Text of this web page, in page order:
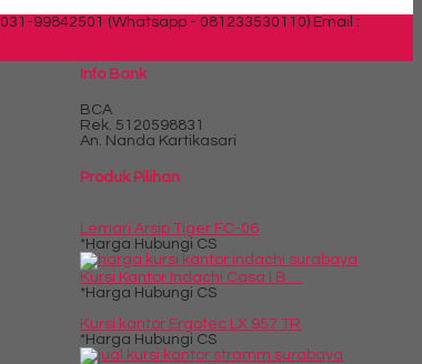
99842501 (Whatsapp - 081233530110) Email :
Info Bank
BCA
Rek. 5120598831
An. Nanda Kartikasari
Produk Pilihan
Lemari Arsip Tiger FC-06
*Harga Hubungi CS
Kursi Kantor Indachi Casa I B ....
*Harga Hubungi CS
Kursi kantor Ergotec LX 957 TR
*Harga Hubungi CS